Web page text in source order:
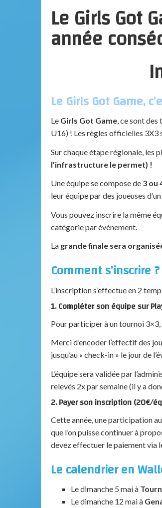
Le Girls Got
année
Le Girls Got Game,
Le Girls Got Game, ce sont
U16) ! Les règles officielles 3X3
Sur chaque étape régionale, les
l’infrastructure le permet) !
Une équipe se compose de 3 ou
leur équipe par des joueuses
Vous pouvez inscrire la même
catégorie par événement.
La grande finale sera
Comment s’inscrire ?
L’inscription s’effectue en 2
1. Compléter son équipe sur
Pour participer à un tournoi
Merci d’encoder l’effectif des
jusqu’au « check-in » le jour de
L’équipe sera validée par
relevés 2x par semaine (il y a
2. Payer son inscription (20€/
Cette année, une participation
que l’on puisse continuer à
devez effectuer le paiement via
Le calendrier en
Le dimanche 5 mai à
Le dimanche 12 mai à